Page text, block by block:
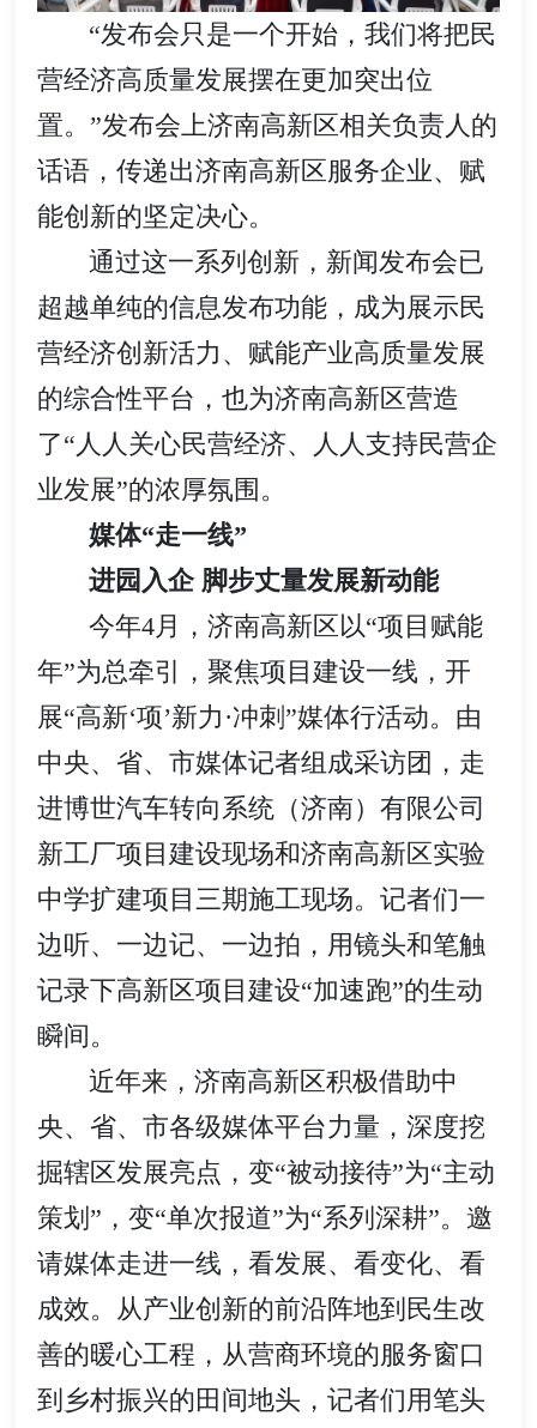
“发布会只是一个开始，我们将把民
营经济高质量发展摆在更加突出位
置。”发布会上济南高新区相关负责人的
话语，传递出济南高新区服务企业、赋
能创新的坚定决心。
通过这一系列创新，新闻发布会已
超越单纯的信息发布功能，成为展示民
营经济创新活力、赋能产业高质量发展
的综合性平台，也为济南高新区营造
了“人人关心民营经济、人人支持民营企
业发展”的浓厚氛围。
媒体“走一线”
进园入企 脚步丈量发展新动能
今年4月，济南高新区以“项目赋能
年”为总牵引，聚焦项目建设一线，开
展“高新‘项’新力·冲刺”媒体行活动。由
中央、省、市媒体记者组成采访团，走
进博世汽车转向系统（济南）有限公司
新工厂项目建设现场和济南高新区实验
中学扩建项目三期施工现场。记者们一
边听、一边记、一边拍，用镜头和笔触
记录下高新区项目建设“加速跑”的生动
瞬间。
近年来，济南高新区积极借助中
央、省、市各级媒体平台力量，深度挖
掘辖区发展亮点，变“被动接待”为“主动
策划”，变“单次报道”为“系列深耕”。邀
请媒体走进一线，看发展、看变化、看
成效。从产业创新的前沿阵地到民生改
善的暖心工程，从营商环境的服务窗口
到乡村振兴的田间地头，记者们用笔头